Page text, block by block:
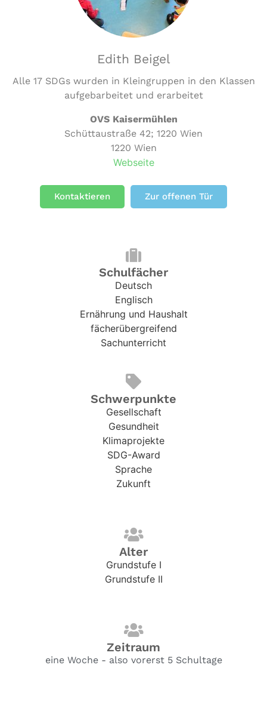
Edith Beigel
Alle 17 SDGs wurden in Kleingruppen in den Klassen
aufgebarbeitet und erarbeitet
OVS Kaisermühlen
Schüttaustraße 42; 1220 Wien
1220 Wien
Webseite
Kontaktieren Zur offenen Tür
Schulfächer
Deutsch
Englisch
Ernährung und Haushalt
fächerübergreifend
Sachunterricht
Schwerpunkte
Gesellschaft
Gesundheit
Klimaprojekte
SDG-Award
Sprache
Zukunft
Alter
Grundstufe I
Grundstufe II
Zeitraum
eine Woche - also vorerst 5 Schultage